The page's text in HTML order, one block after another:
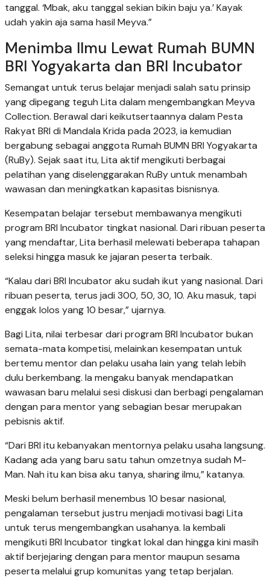
tanggal. ‘Mbak, aku tanggal sekian bikin baju ya.’ Kayak
udah yakin aja sama hasil Meyva.”
Menimba Ilmu Lewat Rumah BUMN
BRI Yogyakarta dan BRI Incubator
Semangat untuk terus belajar menjadi salah satu prinsip
yang dipegang teguh Lita dalam mengembangkan Meyva
Collection. Berawal dari keikutsertaannya dalam Pesta
Rakyat BRI di Mandala Krida pada 2023, ia kemudian
bergabung sebagai anggota Rumah BUMN BRI Yogyakarta
(RuBy). Sejak saat itu, Lita aktif mengikuti berbagai
pelatihan yang diselenggarakan RuBy untuk menambah
wawasan dan meningkatkan kapasitas bisnisnya.
Kesempatan belajar tersebut membawanya mengikuti
program BRI Incubator tingkat nasional. Dari ribuan peserta
yang mendaftar, Lita berhasil melewati beberapa tahapan
seleksi hingga masuk ke jajaran peserta terbaik.
“Kalau dari BRI Incubator aku sudah ikut yang nasional. Dari
ribuan peserta, terus jadi 300, 50, 30, 10. Aku masuk, tapi
enggak lolos yang 10 besar,” ujarnya.
Bagi Lita, nilai terbesar dari program BRI Incubator bukan
semata-mata kompetisi, melainkan kesempatan untuk
bertemu mentor dan pelaku usaha lain yang telah lebih
dulu berkembang. Ia mengaku banyak mendapatkan
wawasan baru melalui sesi diskusi dan berbagi pengalaman
dengan para mentor yang sebagian besar merupakan
pebisnis aktif.
“Dari BRI itu kebanyakan mentornya pelaku usaha langsung.
Kadang ada yang baru satu tahun omzetnya sudah M-
Man. Nah itu kan bisa aku tanya, sharing ilmu,” katanya.
Meski belum berhasil menembus 10 besar nasional,
pengalaman tersebut justru menjadi motivasi bagi Lita
untuk terus mengembangkan usahanya. Ia kembali
mengikuti BRI Incubator tingkat lokal dan hingga kini masih
aktif berjejaring dengan para mentor maupun sesama
peserta melalui grup komunitas yang tetap berjalan.